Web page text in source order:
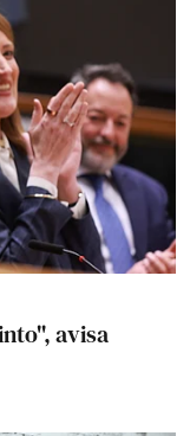
avisa